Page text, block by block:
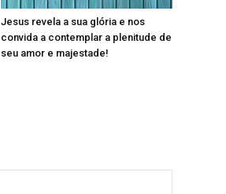
Jesus revela a sua glória e nos
convida a contemplar a plenitude de
seu amor e majestade!